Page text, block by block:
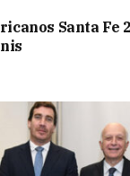
Santa Fe